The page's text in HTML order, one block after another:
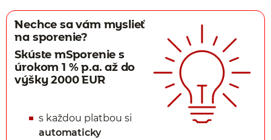
Nechce sa vám myslieť
na sporenie?
Skúste mSporenie s
úrokom 1 % p.a. až do
výšky 2000 EUR
s každou platbou si
automaticky